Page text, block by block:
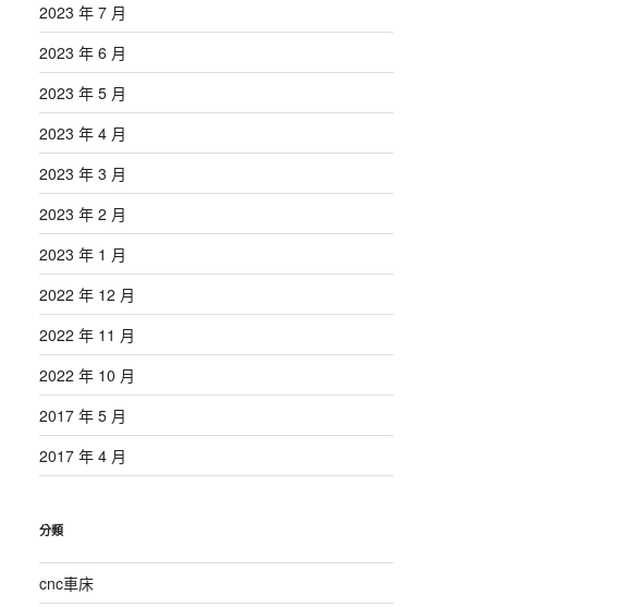
2023 年 7 月
2023 年 6 月
2023 年 5 月
2023 年 4 月
2023 年 3 月
2023 年 2 月
2023 年 1 月
2022 年 12 月
2022 年 11 月
2022 年 10 月
2017 年 5 月
2017 年 4 月
分類
cnc車床